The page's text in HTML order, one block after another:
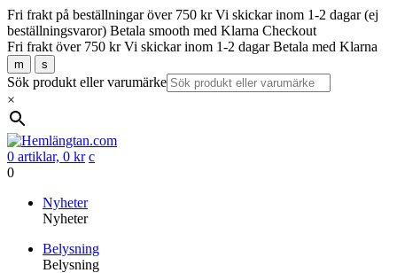
Fri frakt på beställningar över 750 kr Vi skickar inom 1-2 dagar (ej
beställningsvaror) Betala smooth med Klarna Checkout
Fri frakt över 750 kr Vi skickar inom 1-2 dagar Betala med Klarna
m s
Sök produkt eller varumärke
×
0 artiklar, 0 kr c
0
innehåll
Nyheter
Nyheter
Belysning
Belysning